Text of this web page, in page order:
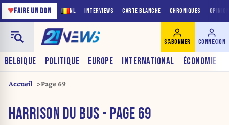
NL INTERVIEWS CARTE BLANCHE CHRONIQUES
♥FAIRE UN DON
BELGIQUE POLITIQUE EUROPE INTERNATIONAL ÉCONOMIE
S'ABONNER CONNEXION
Accueil Page 69
HARRISON DU BUS - PAGE 69